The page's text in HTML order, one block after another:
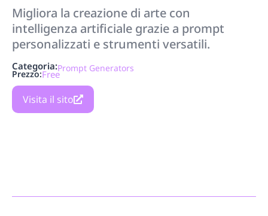
Migliora la creazione di arte con
intelligenza artificiale grazie a prompt
personalizzati e strumenti versatili.
Categoria:Prompt Generators
Prezzo:Free
Visita il sito